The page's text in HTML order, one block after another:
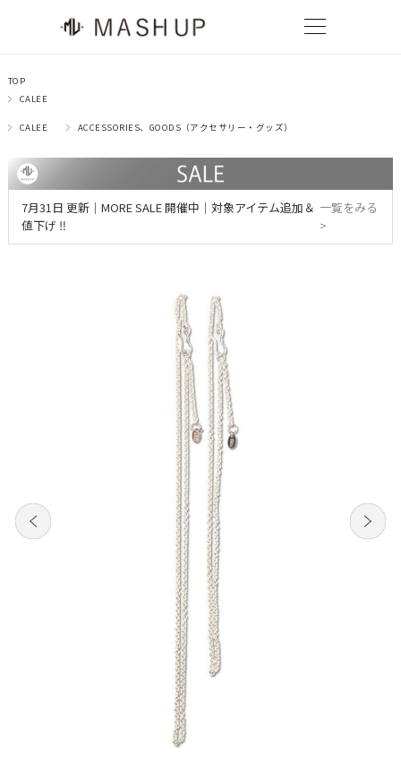
TOP
CALEE
CALEE ACCESSORIES、GOODS（アクセサリー・グッズ）
7月31日 更新｜MORE SALE 開催中｜対象アイテム追加＆
値下げ ‼
一覧をみる
>